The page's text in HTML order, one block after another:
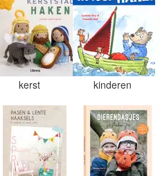
kerst kinderen